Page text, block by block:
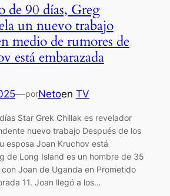
de 90 días, Greg
un nuevo trabajo
medio de rumores de
está embarazada
—porNetoen TV
Star Grek Chillak es revelador
nuevo trabajo Después de los
esposa Joan Kruchov está
de Long Island es un hombre de 35
Joan de Uganda en Prometido
11. Joan llegó a los…